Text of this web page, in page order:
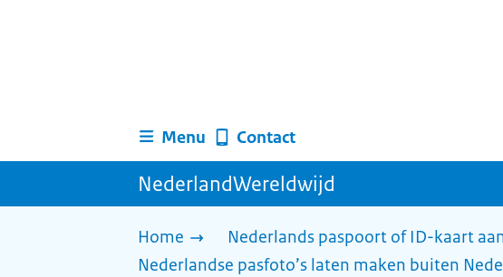
Menu Contact
NederlandWereldwijd
Home
Nederlands paspoort of ID-kaart
Nederlandse pasfoto’s laten maken buiten